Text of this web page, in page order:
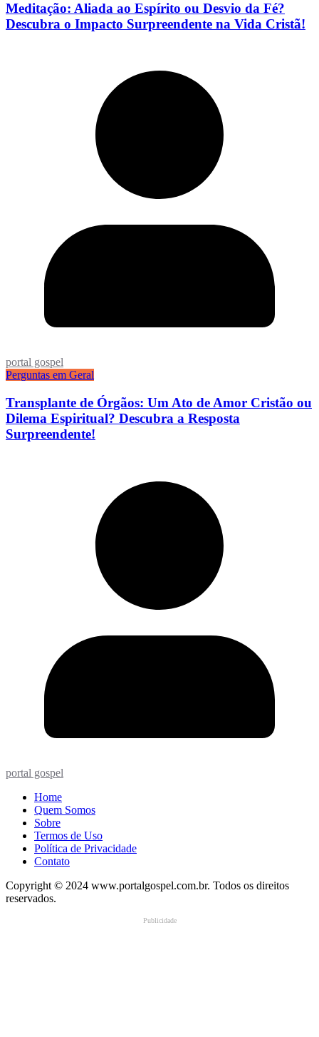
Meditação: Aliada ao Espírito ou Desvio da Fé?
Descubra o Impacto Surpreendente na Vida Cristã!
portal gospel
Perguntas em Geral
Transplante de Órgãos: Um Ato de Amor Cristão ou
Dilema Espiritual? Descubra a Resposta
Surpreendente!
portal gospel
Home
Quem Somos
Sobre
Termos de Uso
Política de Privacidade
Contato
Copyright © 2024 www.portalgospel.com.br. Todos os direitos
reservados.
Publicidade